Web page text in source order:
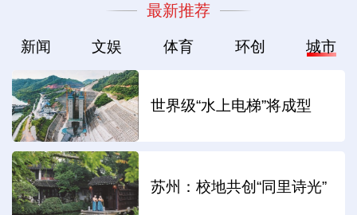
最新推荐
新闻 文娱 体育 环创 城市
世界级“水上电梯”将成型
苏州：校地共创“同里诗光”